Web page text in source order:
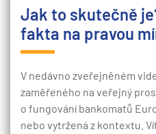
Jak to skutečně
fakta na pravou
V nedávno zveřejněném
zaměřeného na veřejný
o fungování bankomatů
nebo vytržená z kontextu.